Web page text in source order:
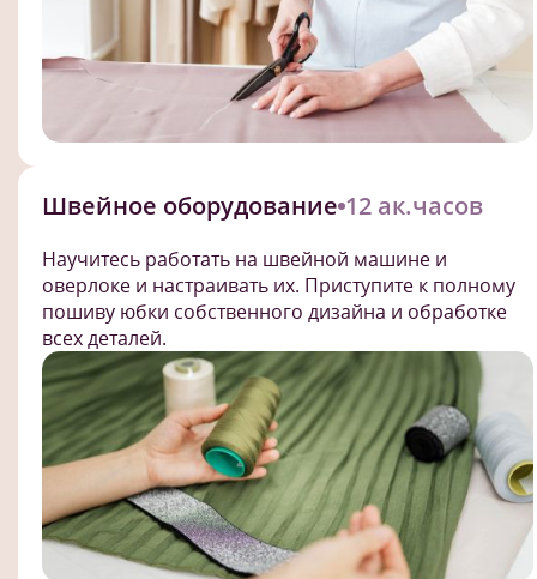
Швейное оборудование 12 ак.часов
Научитесь работать на швейной машине и
оверлоке и настраивать их. Приступите к полному
пошиву юбки собственного дизайна и обработке
всех деталей.